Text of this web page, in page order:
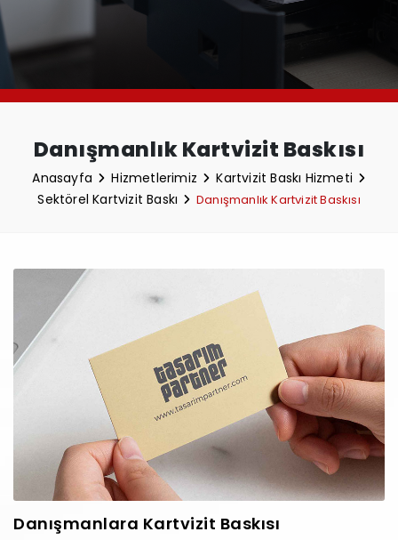
Danışmanlık Kartvizit Baskısı
Anasayfa Hizmetlerimiz
Kartvizit Baskı Hizmeti
Sektörel Kartvizit Baskı
Danışmanlık Kartvizit Baskısı
Danışmanlara Kartvizit Baskısı